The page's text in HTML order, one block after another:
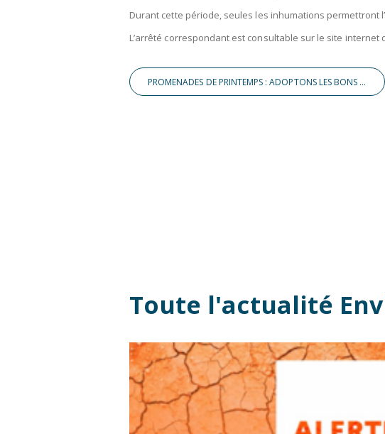
Durant cette période, seules les inhumations permettront
L’arrêté correspondant est consultable sur le site internet
PROMENADES DE PRINTEMPS : ADOPTONS LES BONS RÉFLEXES !
Toute l'actualité